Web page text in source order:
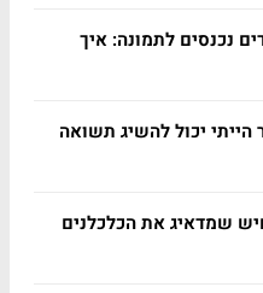
נכנסים לתמונה: איך
הייתי יכול להשיג תשואה
שמדאיג את הכלכלנים